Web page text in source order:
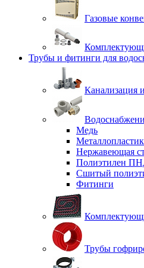
Газовые
Трубы и фитинги для
Канализация
Медь
Нержавеющая
Полиэтилен
Сшитый
Фитинги
Трубы